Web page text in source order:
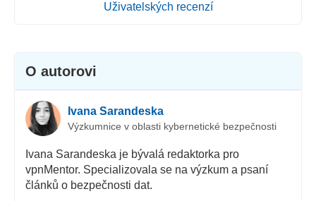
Uživatelských recenzí
O autorovi
Ivana Sarandeska
Výzkumnice v oblasti kybernetické bezpečnosti
Ivana Sarandeska je bývalá redaktorka pro
vpnMentor. Specializovala se na výzkum a psaní
článků o bezpečnosti dat.